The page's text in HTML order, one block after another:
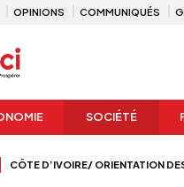
OPINIONS COMMUNIQUÉS
SOCIÉTÉ
CÔTE D’IVOIRE/ ORIENTATION